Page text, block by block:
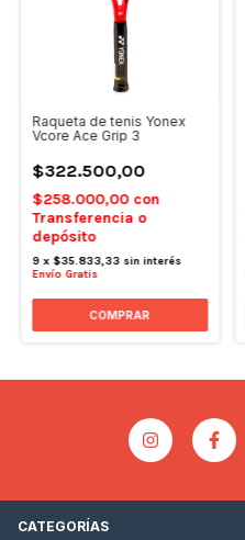
Raqueta de tenis Yonex
Vcore Ace Grip 3
$322.500,00
$258.000,00 con
Transferencia o
depósito
9 x $35.833,33 sin interés
Envío Gratis
CATEGORÍAS